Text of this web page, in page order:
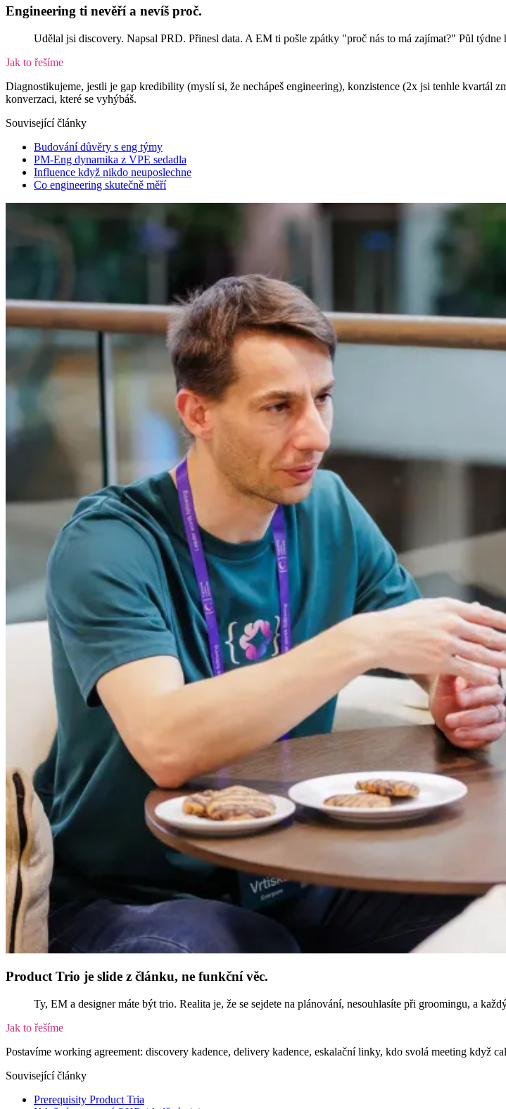
Engineering ti nevěří a nevíš proč.
Udělal jsi discovery. Napsal PRD. Přinesl data. A EM ti pošle zpátky "proč nás to má zajímat?" Půl
Jak to řešíme
Diagnostikujeme, jestli je gap kredibility (myslí si, že nechápeš engineering), konzistence (2x jsi tenhle
konverzaci, které se vyhýbáš.
Související články
Budování důvěry s eng týmy
PM-Eng dynamika z VPE sedadla
Influence když nikdo neuposlechne
Co engineering skutečně měří
Product Trio je slide z článku, ne funkční věc.
Ty, EM a designer máte být trio. Realita je, že se sejdete na plánování, nesouhlasíte při groomingu, a
Jak to řešíme
Postavíme working agreement: discovery kadence, delivery kadence, eskalační linky, kdo svolá meeting když
Související články
Prerequisity Product Tria